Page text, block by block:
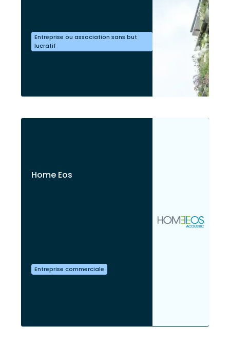
Entreprise ou association sans but
lucratif
Home Eos
Entreprise commerciale